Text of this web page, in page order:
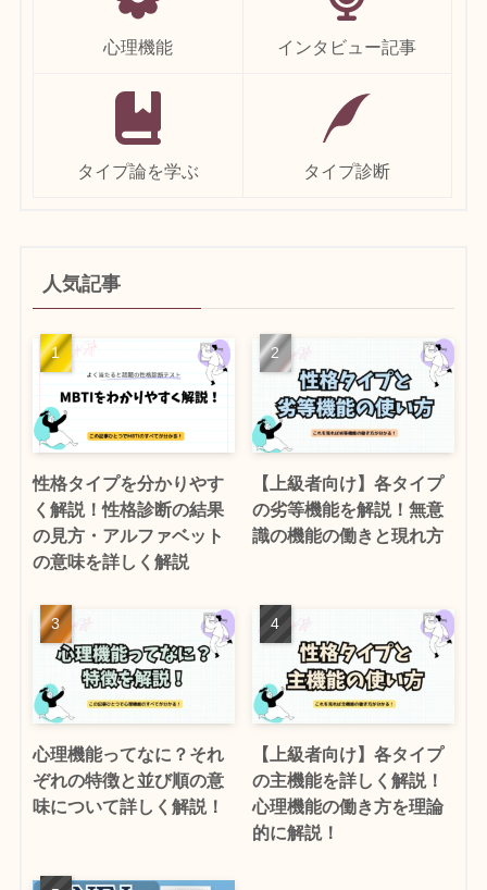
心理機能 インタビュー記事
タイプ論を学ぶ タイプ診断
人気記事
性格タイプを分かりやす
く解説！性格診断の結果
の見方・アルファベット
の意味を詳しく解説
【上級者向け】各タイプ
の劣等機能を解説！無意
識の機能の働きと現れ方
心理機能ってなに？それ
ぞれの特徴と並び順の意
味について詳しく解説！
【上級者向け】各タイプ
の主機能を詳しく解説！
心理機能の働き方を理論
的に解説！